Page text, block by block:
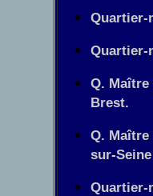
Quartier-
Quartier-
Q.
Brest.
Q.
sur-Seine
Quartier-